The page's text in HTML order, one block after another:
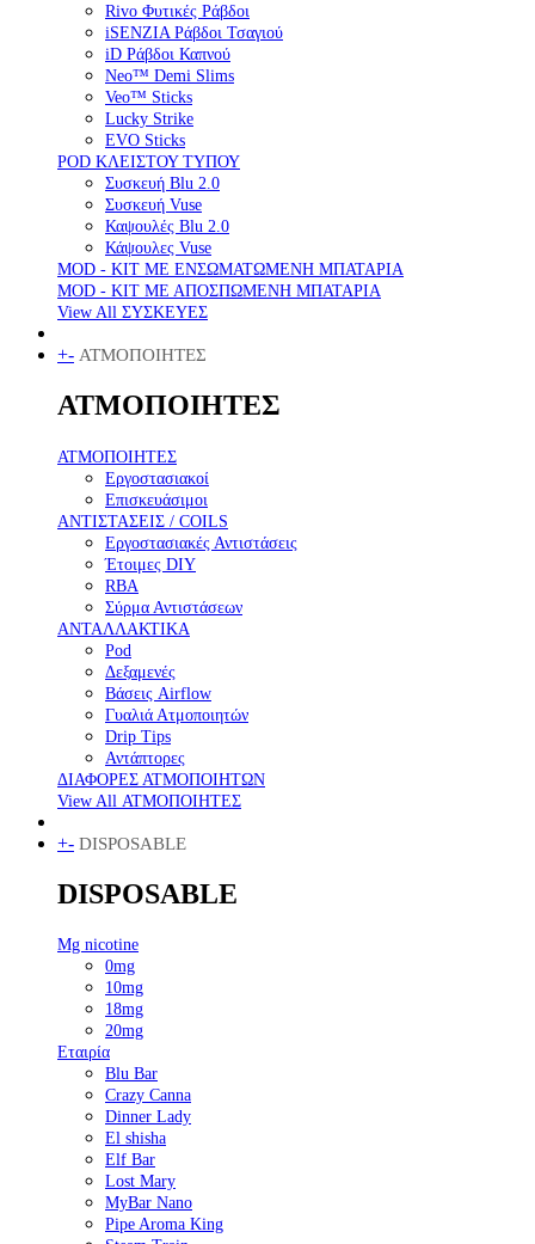
Rivo Φυτικές Ράβδοι
iSENZIA Ράβδοι Τσαγιού
iD Ράβδοι Καπνού
Neo™ Demi Slims
Veo™ Sticks
Lucky Strike
EVO Sticks
POD ΚΛΕΙΣΤΟΥ ΤΥΠΟΥ
Συσκευή Blu 2.0
Συσκευή Vuse
Καψουλές Blu 2.0
Κάψουλες Vuse
MOD - KIT ΜΕ ΕΝΣΩΜΑΤΩΜΕΝΗ ΜΠΑΤΑΡΙΑ
MOD - KIT ΜΕ ΑΠΟΣΠΩΜΕΝΗ ΜΠΑΤΑΡΙΑ
View All ΣΥΣΚΕΥΕΣ
+- ΑΤΜΟΠΟΙΗΤΕΣ
ΑΤΜΟΠΟΙΗΤΕΣ
ΑΤΜΟΠΟΙΗΤΕΣ
Εργοστασιακοί
Επισκευάσιμοι
ΑΝΤΙΣΤΑΣΕΙΣ / COILS
Εργοστασιακές Αντιστάσεις
Έτοιμες DIY
RBA
Σύρμα Αντιστάσεων
ΑΝΤΑΛΛΑΚΤΙΚΑ
Pod
Δεξαμενές
Βάσεις Airflow
Γυαλιά Ατμοποιητών
Drip Tips
Αντάπτορες
ΔΙΑΦΟΡΕΣ ΑΤΜΟΠΟΙΗΤΩΝ
View All ΑΤΜΟΠΟΙΗΤΕΣ
+- DISPOSABLE
DISPOSABLE
Mg nicotine
0mg
10mg
18mg
20mg
Εταιρία
Blu Bar
Crazy Canna
Dinner Lady
El shisha
Elf Bar
Lost Mary
MyBar Nano
Pipe Aroma King